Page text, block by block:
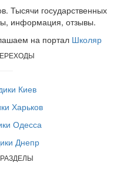
Тысячи государственных
информация, отзывы.
на портал Школяр
Киев
Харьков
Одесса
Днепр